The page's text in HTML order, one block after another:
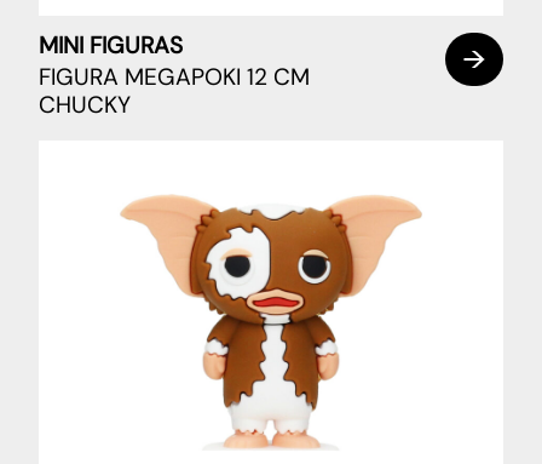
MINI FIGURAS
FIGURA MEGAPOKI 12 CM
CHUCKY